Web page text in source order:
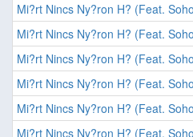
Mi?rt Nincs Ny?ron H? (Feat.
Mi?rt Nincs Ny?ron H? (Feat.
Mi?rt Nincs Ny?ron H? (Feat.
Mi?rt Nincs Ny?ron H? (Feat.
Mi?rt Nincs Ny?ron H? (Feat.
Mi?rt Nincs Ny?ron H? (Feat.